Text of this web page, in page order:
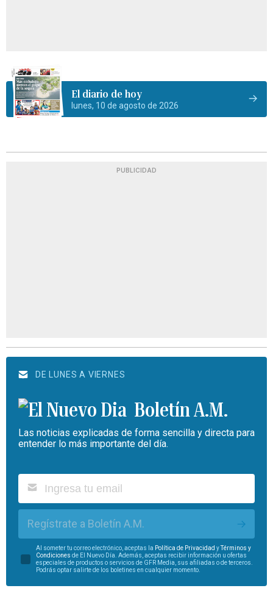
El diario de hoy
lunes, 10 de agosto de 2026
PUBLICIDAD
DE LUNES A VIERNES
Boletín A.M.
Las noticias explicadas de forma sencilla y directa para
entender lo más importante del día.
Regístrate a Boletín A.M.
Al someter tu correo electrónico, aceptas la Política de Privacidad yTérminos y
Condiciones de El Nuevo Día. Además, aceptas recibir información u ofertas
especiales de productos o servicios de GFR Media, sus afiliadas o de terceros.
Podrás optar salirte de los boletines en cualquier momento.